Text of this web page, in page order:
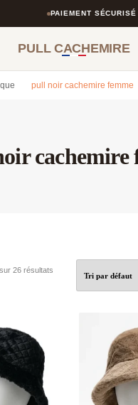
PAIEMENT SÉCURISÉ
PULL CACHEMIRE
pull noir cachemire femme
cachemire
26 résultats